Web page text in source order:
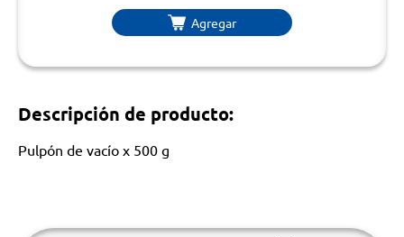
Agregar
Descripción de producto:
Pulpón de vacío x 500 g